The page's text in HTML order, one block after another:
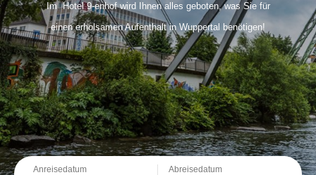
Im Hotel 9-enhof wird Ihnen alles geboten, was Sie für
einen erholsamen Aufenthalt in Wuppertal benötigen!
Anreisedatum Abreisedatum